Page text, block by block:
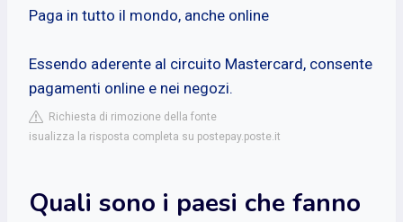
Paga in tutto il mondo, anche online
Essendo aderente al circuito Mastercard, consente
pagamenti online e nei negozi.
Richiesta di rimozione della fonte
isualizza la risposta completa su postepay.poste.it
Quali sono i paesi che fanno